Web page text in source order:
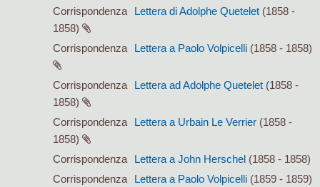
Corrispondenza
Lettera di Adolphe Quetelet (1858 -
1858)
Corrispondenza
Lettera a Paolo Volpicelli (1858 - 1858)
Corrispondenza Lettera ad Adolphe Quetelet (1858 -
1858)
Corrispondenza
Lettera a Urbain Le Verrier (1858 -
1858)
Corrispondenza
Lettera a John Herschel (1858 - 1858)
Corrispondenza
Lettera a Paolo Volpicelli (1859 - 1859)